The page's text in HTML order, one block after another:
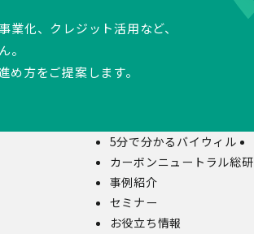
化、クレジット活用など、
。
め方をご提案します。
5分で分かるバイウィル
カーボンニュートラル総研
事例紹介
セミナー
お役立ち情報